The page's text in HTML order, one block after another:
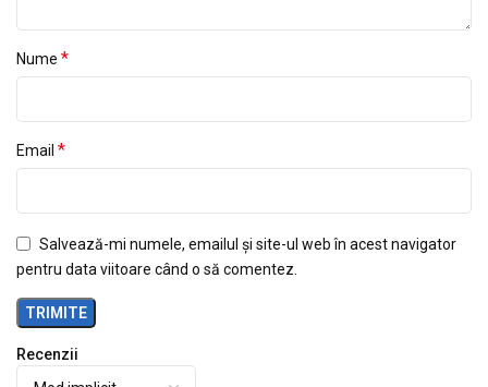
Recenzii
Nume *
Email *
Salvează-mi numele, emailul și site-ul web în acest navigator
pentru data viitoare când o să comentez.